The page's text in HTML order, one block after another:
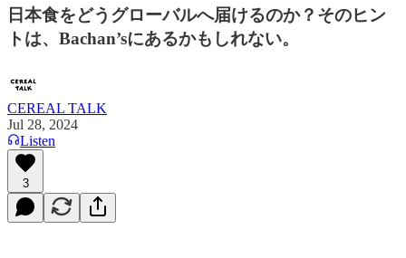
日本食をどうグローバルへ届けるのか？そのヒン
トは、Bachan’sにあるかもしれない。
CEREAL TALK
Jul 28, 2024
Listen
3